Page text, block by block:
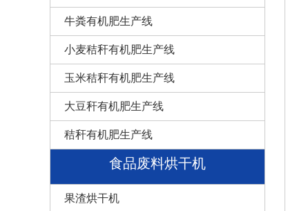
牛粪有机肥生产线
小麦秸秆有机肥生产线
玉米秸秆有机肥生产线
大豆秆有机肥生产线
秸秆有机肥生产线
食品废料烘干机
果渣烘干机